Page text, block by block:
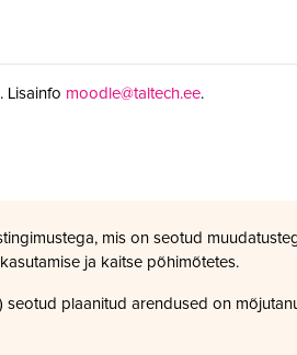
Lisainfo moodle@taltech.ee.
mis on seotud
ja kaitse põhimõtetes.
seotud plaanitud arendused on